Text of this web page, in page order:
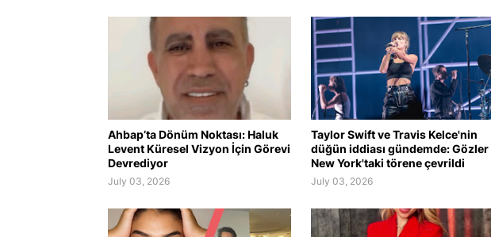
Ahbap’ta Dönüm Noktası: Haluk
Levent Küresel Vizyon İçin Görevi
Devrediyor
July 03, 2026
Taylor Swift ve Travis Kelce'nin
düğün iddiası gündemde: Gözler
New York'taki törene çevrildi
July 03, 2026